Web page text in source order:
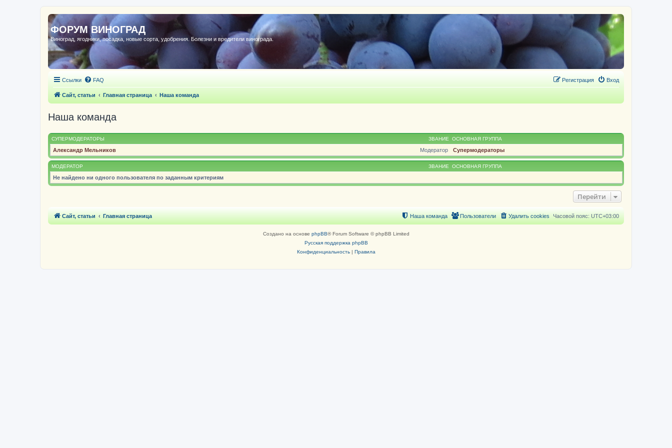
ФОРУМ ВИНОГРАД
Виноград, ягодники, посадка, новые сорта, удобрения. Болезни и вредители винограда.
Ссылки FAQ Вход
Регистрация
Сайт, статьи Главная страница Наша команда
Наша команда
ЗВАНИЕ
СУПЕРМОДЕРАТОРЫ ОСНОВНАЯ ГРУППА
Модератор
Александр Мельников Супермодераторы
ЗВАНИЕ
МОДЕРАТОР ОСНОВНАЯ ГРУППА
Не найдено ни одного пользователя по заданным критериям
Перейти
Сайт, статьи Главная страница Часовой пояс: UTC+03:00
Удалить cookies
Пользователи
Наша команда
Создано на основе phpBB® Forum Software © phpBB Limited
Русская поддержка phpBB
Конфиденциальность| Правила